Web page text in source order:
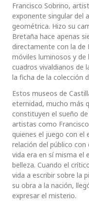
Francisco Sobrino,
exponente singular del
geométrica. Hizo su
Bretaña hace apenas
directamente con la de
móviles luminosos y
cuadros vivaldianos de
la ficha de la colección
Estos museos de
eternidad, mucho más
constituyen el sueño
artistas como
quienes el juego con el
relación del público
vida era en sí misma el
belleza. Cuando el
vida a escribir sobre la
su obra a la nación,
expresar el misterio.